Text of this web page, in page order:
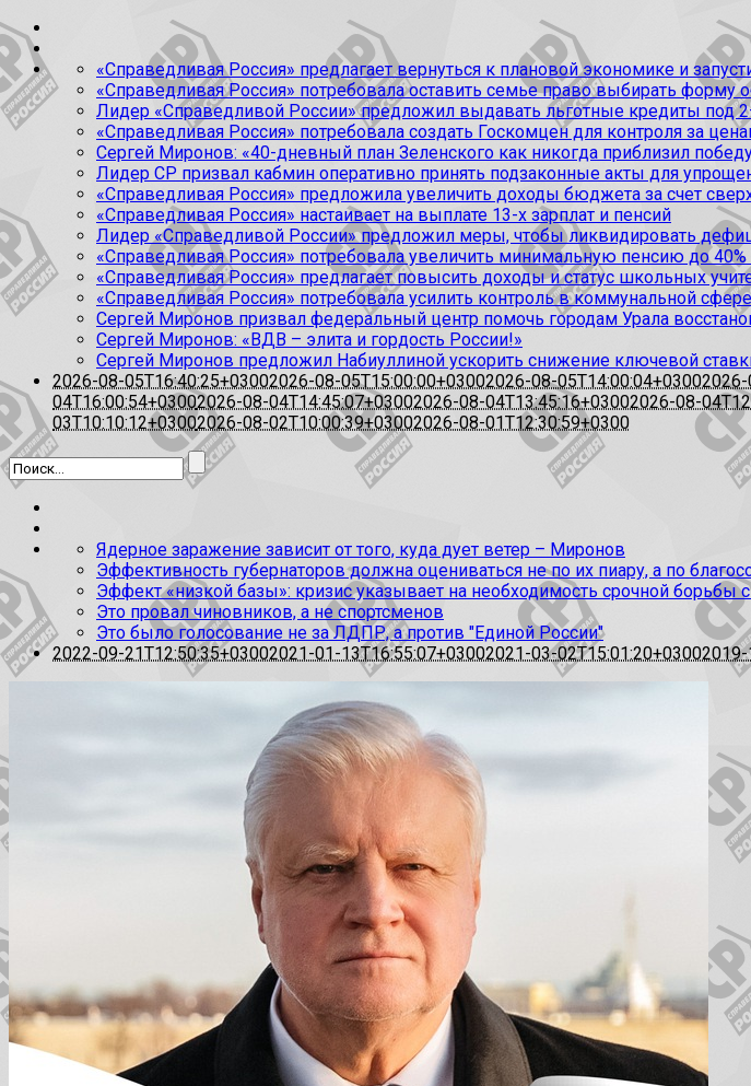
«Справедливая Россия» предлагает вернуться к плановой экономике и
«Справедливая Россия» потребовала оставить семье право выбирать форму
Лидер «Справедливой России» предложил выдавать льготные кредиты под
«Справедливая Россия» потребовала создать Госкомцен для контроля за
Сергей Миронов: «40-дневный план Зеленского как никогда приблизил
Лидер СР призвал кабмин оперативно принять подзаконные акты для
«Справедливая Россия» предложила увеличить доходы бюджета за счет
«Справедливая Россия» настаивает на выплате 13-х зарплат и пенсий
Лидер «Справедливой России» предложил меры, чтобы ликвидировать
«Справедливая Россия» потребовала увеличить минимальную пенсию до 40%
«Справедливая Россия» предлагает повысить доходы и статус школьных
«Справедливая Россия» потребовала усилить контроль в коммунальной сфере
Сергей Миронов призвал федеральный центр помочь городам Урала
Сергей Миронов: «ВДВ – элита и гордость России!»
Сергей Миронов предложил Набиуллиной ускорить снижение ключевой
2026-08-05T16:40:25+03002026-08-05T15:00:00+03002026-08-05T14:00:04+03002026-
04T16:00:54+03002026-08-04T14:45:07+03002026-08-04T13:45:16+03002026-08-
03T10:10:12+03002026-08-02T10:00:39+03002026-08-01T12:30:59+0300
Ядерное заражение зависит от того, куда дует ветер – Миронов
Эффективность губернаторов должна оцениваться не по их пиару, а по
Эффект «низкой базы»: кризис указывает на необходимость срочной борьбы
Это провал чиновников, а не спортсменов
Это было голосование не за ЛДПР, а против "Единой России"
2022-09-21T12:50:35+03002021-01-13T16:55:07+03002021-03-02T15:01:20+03002019-